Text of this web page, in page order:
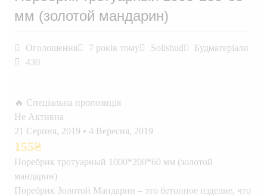
мм (золотой мандарин)
Оголошення 7 років тому Solisbud
Будматеріали
430
🔥 Спеціальна пропозиція
Не Активна
21 Серпня, 2019 • 4 Вересня, 2019
155₴
Поребрик тротуарный 1000*200*60 мм (золотой
мандарин)
Поребрик Золотой Мандарин – это бетонное изделие, что